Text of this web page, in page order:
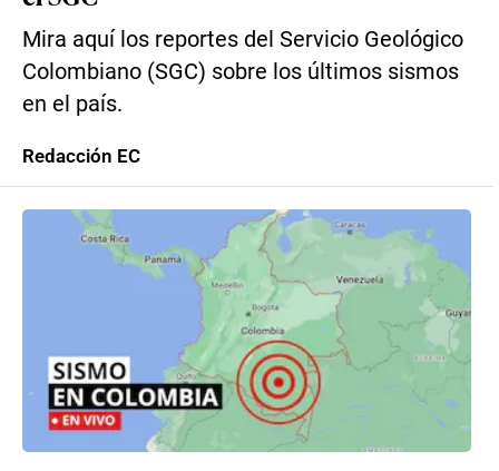
Mira aquí los reportes del Servicio Geológico
Colombiano (SGC) sobre los últimos sismos
en el país.
Redacción EC